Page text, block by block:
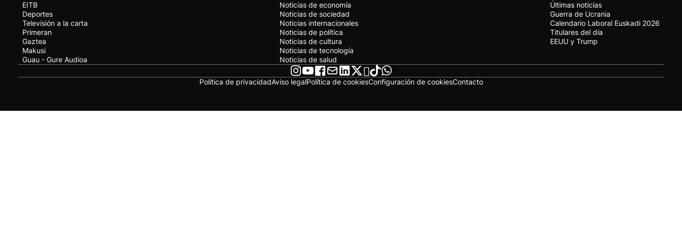
EITB
Deportes
Televisión a la carta
Primeran
Gaztea
Makusi
Guau - Gure Audioa
Noticias de economía
Noticias de sociedad
Noticias internacionales
Noticias de política
Noticias de cultura
Noticias de tecnología
Noticias de salud
Últimas noticias
Guerra de Ucrania
Calendario Laboral Euskadi 2026
Titulares del día
EEUU y Trump
Política de privacidadAviso legalPolítica de cookiesConfiguración de cookiesContacto